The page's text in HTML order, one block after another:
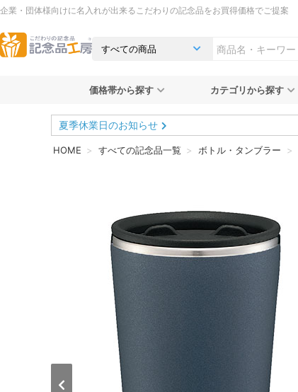
企業・団体様向けに名入れが出来るこだわりの記念品をお買得価格でご提案
価格帯から探す カテゴリから探す
夏季休業日のお知らせ
HOME すべての記念品一覧 ボトル・タンブラー